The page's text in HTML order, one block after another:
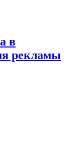
в
рекламы